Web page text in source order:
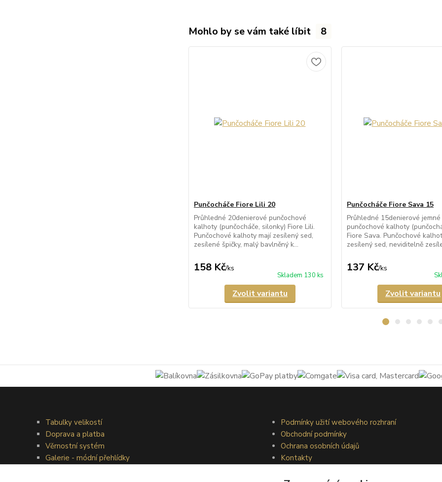
Mohlo by se vám také líbit 8
Punčocháče Fiore Lili 20
Průhledné 20denierové punčochové
kalhoty (punčocháče, silonky) Fiore Lili.
Punčochové kalhoty mají zesílený sed,
zesílené špičky, malý bavlněný k...
158 Kč/ks
Skladem 130 ks
Zvolit variantu
Punčocháče Fiore Sava 15
Průhledné 15denierové jemné
punčochové kalhoty
Fiore Sava. Punčochové
zesílený sed, neviditelně
137 Kč/ks
Zvolit variantu
Tabulky velikostí
Doprava a platba
Věrnostní systém
Galerie - módní přehlídky
Podmínky užití webového rozhraní
Obchodní podmínky
Ochrana osobních údajů
Kontakty